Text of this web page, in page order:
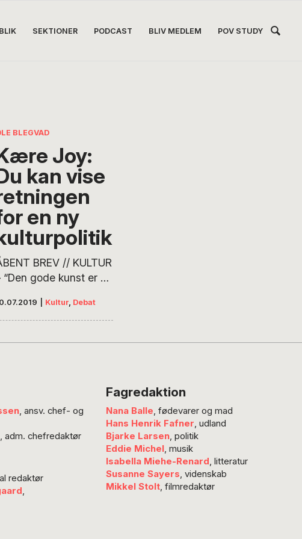
SEKTIONER PODCAST BLIV MEDLEM POV STUDY
BLEGVAD
Joy:
kan vise
en ny
BREV // KULTUR
“Den gode kunst er et
og fantasi
kunsten, når den er
følelserne og
rationelle. Kunsten
er på den måde med til
skabe rum, hvor det
Kultur, Debat
, ansv. chef- og
, adm. chefredaktør
redaktør
,
Fagredaktion
Nana Balle, fødevarer og mad
Hans Henrik Fafner, udland
Bjarke Larsen, politik
Eddie Michel, musik
Isabella Miehe-Renard, litteratur
Susanne Sayers, videnskab
Mikkel Stolt, filmredaktør